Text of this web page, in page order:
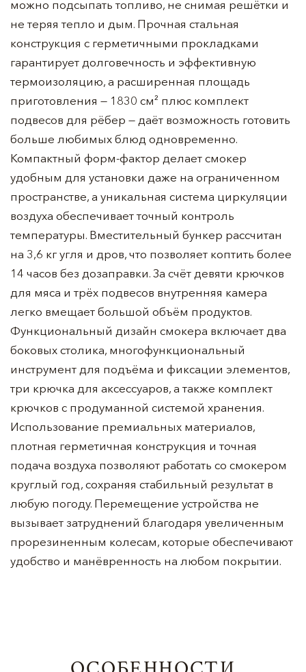
можно подсыпать топливо, не снимая решётки и
не теряя тепло и дым. Прочная стальная
конструкция с герметичными прокладками
гарантирует долговечность и эффективную
термоизоляцию, а расширенная площадь
приготовления — 1830 см² плюс комплект
подвесов для рёбер — даёт возможность готовить
больше любимых блюд одновременно.
Компактный форм-фактор делает смокер
удобным для установки даже на ограниченном
пространстве, а уникальная система циркуляции
воздуха обеспечивает точный контроль
температуры. Вместительный бункер рассчитан
на 3,6 кг угля и дров, что позволяет коптить более
14 часов без дозаправки. За счёт девяти крючков
для мяса и трёх подвесов внутренняя камера
легко вмещает большой объём продуктов.
Функциональный дизайн смокера включает два
боковых столика, многофункциональный
инструмент для подъёма и фиксации элементов,
три крючка для аксессуаров, а также комплект
крючков с продуманной системой хранения.
Использование премиальных материалов,
плотная герметичная конструкция и точная
подача воздуха позволяют работать со смокером
круглый год, сохраняя стабильный результат в
любую погоду. Перемещение устройства не
вызывает затруднений благодаря увеличенным
прорезиненным колесам, которые обеспечивают
удобство и манёвренность на любом покрытии.